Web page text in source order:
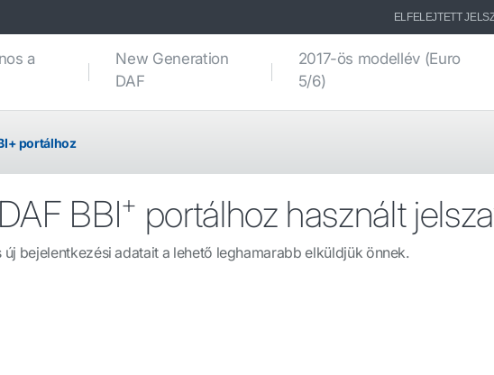
ELFELEJTETT
a
New Generation
DAF
2017-ös modellév (Euro
5/6)
portálhoz
BBI+ portálhoz használt
bejelentkezési adatait a lehető leghamarabb elküldjük önnek.